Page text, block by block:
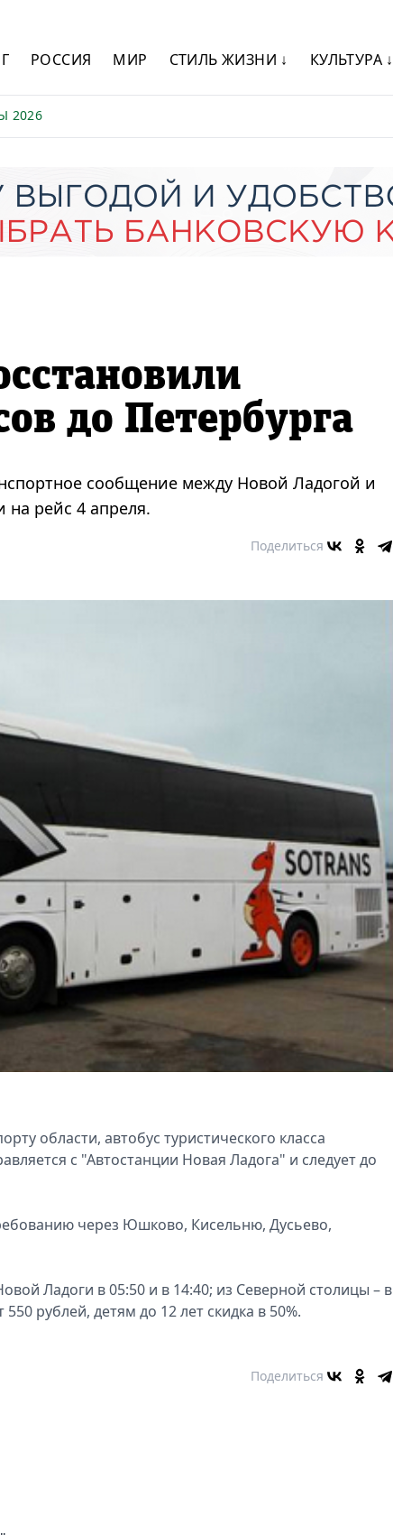
РОССИЯ МИР СТИЛЬ ЖИЗНИ ↓ КУЛЬТУРА ↓
2026
до Петербурга
сообщение между Новой Ладогой и
рейс 4 апреля.
Поделиться
области, автобус туристического класса
с "Автостанции Новая Ладога" и следует до
через Юшково, Кисельню, Дусьево,
Ладоги в 05:50 и в 14:40; из Северной столицы – в
рублей, детям до 12 лет скидка в 50%.
Поделиться